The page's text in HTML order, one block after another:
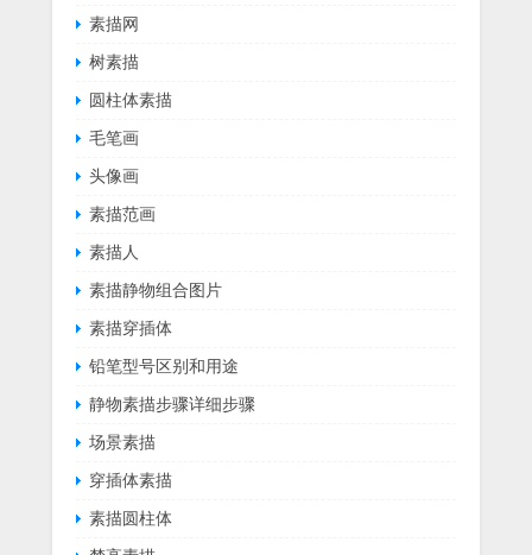
素描网
树素描
圆柱体素描
毛笔画
头像画
素描范画
素描人
素描静物组合图片
素描穿插体
铅笔型号区别和用途
静物素描步骤详细步骤
场景素描
穿插体素描
素描圆柱体